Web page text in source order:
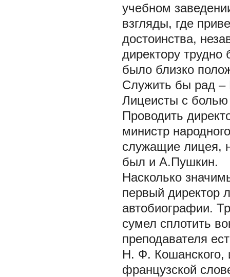
учебном
взгляды, где
достоинства,
директору трудно
было близко
Служить бы рад
Лицеисты с болью
Проводить
министр
служащие лицея,
был и А.Пушкин.
Насколько
первый директор
автобиографии.
сумел сплотить
преподавателя
Н. Ф. Кошанского,
французской